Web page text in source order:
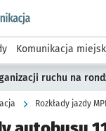
wroclaw.pl
Komunikacja
ruchu na
Rozkłady jazdy